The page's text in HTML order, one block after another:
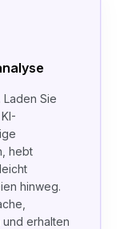
Sie
hebt
hinweg.
erhalten